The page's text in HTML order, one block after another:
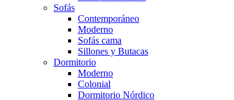
Sofás
Contemporáneo
Moderno
Sofás cama
Sillones y Butacas
Dormitorio
Moderno
Colonial
Dormitorio Nórdico